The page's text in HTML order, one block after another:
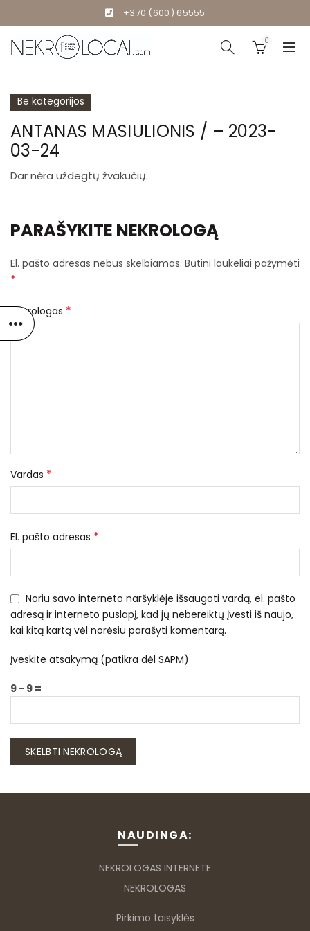
+370 (600) 65555
0
Be kategorijos
ANTANAS MASIULIONIS / – 2023-
03-24
Dar nėra uždegtų žvakučių.
PARAŠYKITE NEKROLOGĄ
El. pašto adresas nebus skelbiamas. Būtini laukeliai pažymėti
*
Nekrologas *
Vardas *
El. pašto adresas *
Noriu savo interneto naršyklėje išsaugoti vardą, el. pašto
adresą ir interneto puslapį, kad jų nebereiktų įvesti iš naujo,
kai kitą kartą vėl norėsiu parašyti komentarą.
Įveskite atsakymą (patikra dėl SAPM)
9 − 9 =
NAUDINGA:
NEKROLOGAS INTERNETE
NEKROLOGAS
Pirkimo taisyklės